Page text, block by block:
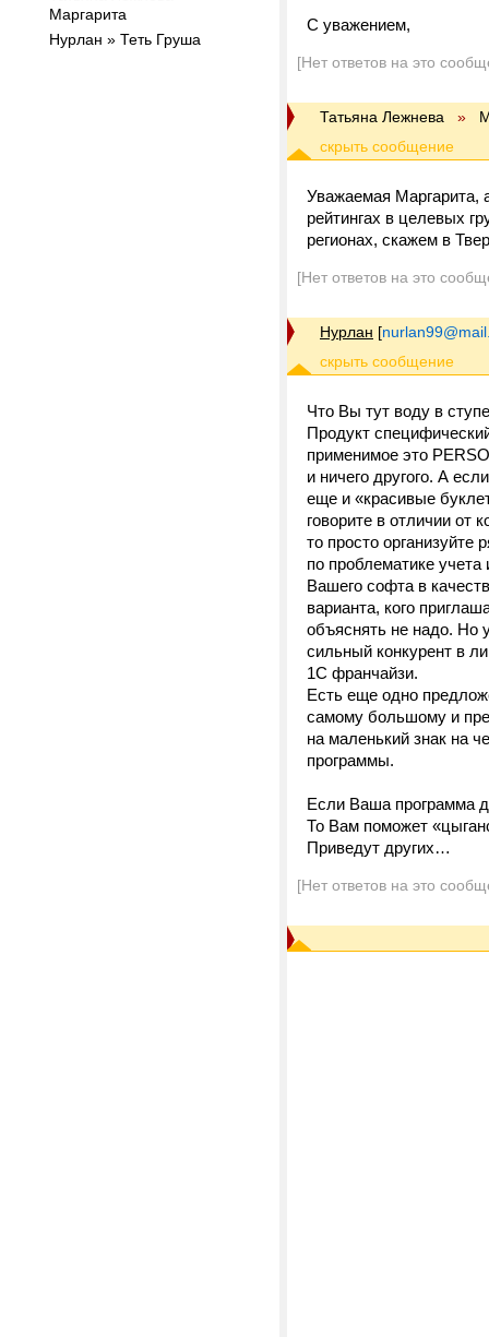
Маргарита
Нурлан » Теть Груша
С уважением,
[Нет ответов на это
Татьяна Лежнева »
Уважаемая Маргарита,
рейтингах в целевых
регионах, скажем в
[Нет ответов на это
Нурлан [
Что Вы тут воду в
Продукт
применимое это
и ничего другого. А
еще и «красивые
говорите в отличии от
то просто организуйте
по проблематике
Вашего софта в
варианта, кого
объяснять не надо. Но
сильный конкурент в
1С франчайзи.
Есть еще одно
самому большому и
на маленький знак на
программы.
Если Ваша программа
То Вам поможет
Приведут других…
[Нет ответов на это